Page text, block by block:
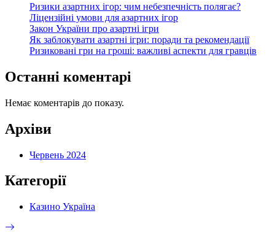
Ризики азартних ігор: чим небезпечність полягає?
Ліцензійні умови для азартних ігор
Закон України про азартні ігри
Як заблокувати азартні ігри: поради та рекомендації
Ризиковані гри на гроші: важливі аспекти для гравців
Останні коментарі
Немає коментарів до показу.
Архіви
Червень 2024
Категорії
Казино Україна